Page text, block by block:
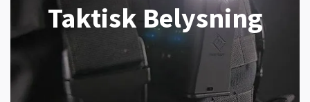
Taktisk Belysning